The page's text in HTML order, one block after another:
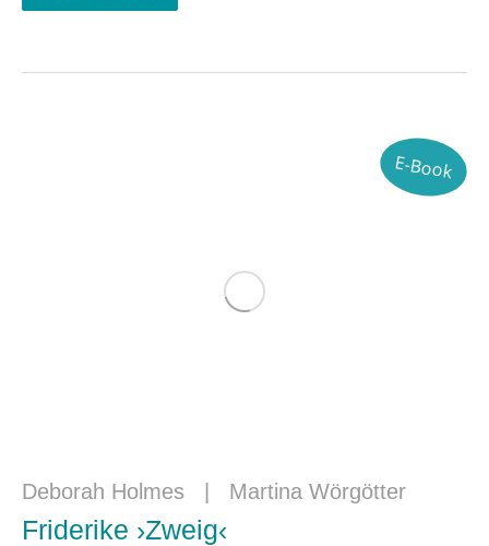
E-Book
Deborah Holmes Martina Wörgötter
Friderike ›Zweig‹